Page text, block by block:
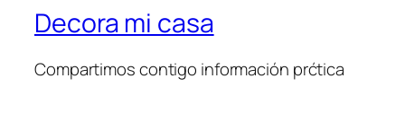
Decora mi casa
Compartimos contigo información prćtica